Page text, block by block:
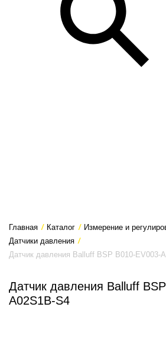
Главная / Каталог / Измерение и
Датчики давления /
Датчик давления Balluff BSP B010-EV003-
Датчик давления Balluff
A02S1B-S4